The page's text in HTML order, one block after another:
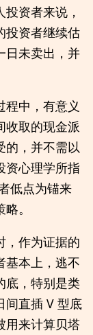
资者来说，
投资者继续估
日未卖出，并
程中，有意义
收取的现金派
的，并不需以
资心理学所指
低点为锚来
。
，作为证据的
基本上，逃不
底，特别是类
间直插 V 型底
用来计算贝塔